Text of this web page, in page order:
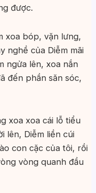
được.
xoa bóp, vặn lưng,
nghề của Diễm mãi
ngửa lên, xoa nắn
đến phần săn sóc,
xoa xoa cái lỗ tiểu
lên, Diễm liền cúi
con cặc của tôi, rồi
vòng quanh đầu